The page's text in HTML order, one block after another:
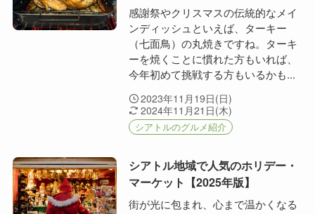
感謝祭やクリスマスの伝統的なメイ
ンディッシュといえば、ターキー
（七面鳥）の丸焼きですね。ターキ
ーを焼くことに慣れた方もいれば、
今年初めて挑戦する方もいるかも...
2023年11月19日(日)
2024年11月21日(木)
シアトルのグルメ紹介
シアトル地域で人気のホリデー・
マーケット【2025年版】
街が光に包まれ、心まで温かくなる